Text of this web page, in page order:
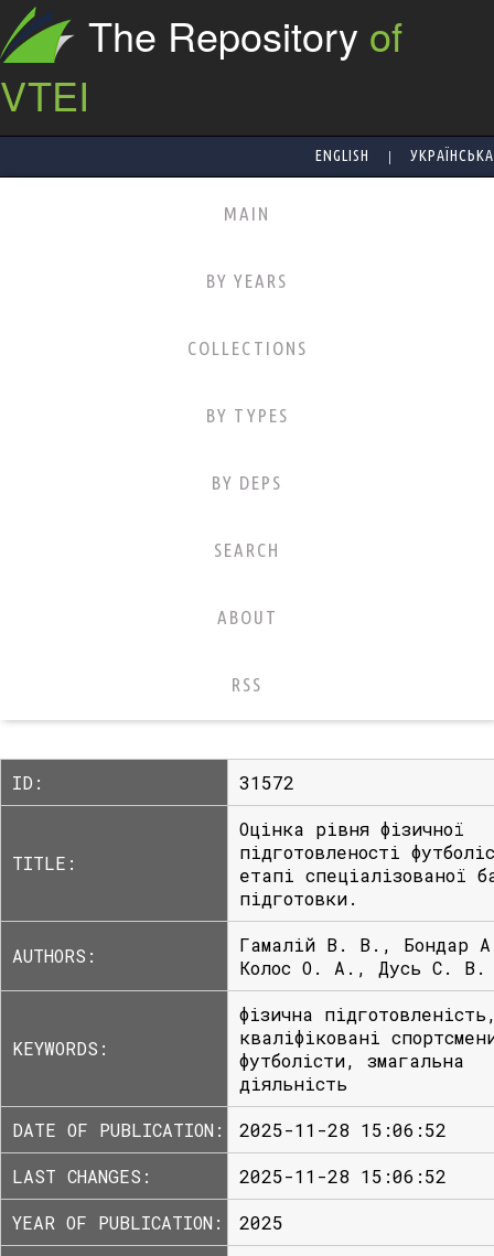
The Repository of
VTEI
ENGLISH | УКРАЇНСЬКА
MAIN
BY YEARS
COLLECTIONS
BY TYPES
BY DEPS
SEARCH
ABOUT
RSS
ID: 31572
TITLE:
Оцінка рівня фізичної
підготовленості
етапі спеціалізованої
підготовки.
AUTHORS:
Гамалій В. В., Бондар
Колос О. А., Дусь С. В.
KEYWORDS:
фізична
кваліфіковані
футболісти, змагальна
діяльність
DATE OF PUBLICATION:
2025-11-28 15:06:52
LAST CHANGES:
2025-11-28 15:06:52
YEAR OF PUBLICATION:
2025